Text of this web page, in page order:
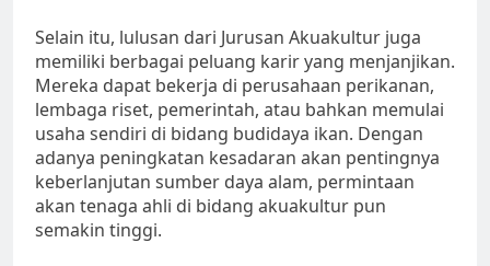
Selain itu, lulusan dari Jurusan Akuakultur juga
memiliki berbagai peluang karir yang menjanjikan.
Mereka dapat bekerja di perusahaan perikanan,
lembaga riset, pemerintah, atau bahkan memulai
usaha sendiri di bidang budidaya ikan. Dengan
adanya peningkatan kesadaran akan pentingnya
keberlanjutan sumber daya alam, permintaan
akan tenaga ahli di bidang akuakultur pun
semakin tinggi.